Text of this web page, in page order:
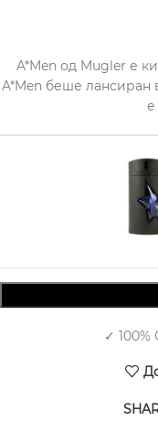
A*Men од Mugler е
A*Men беше лансиран
е
✓